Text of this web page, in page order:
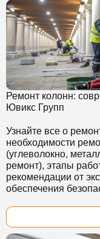
Ремонт колонн:
Ювикс Групп
Узнайте все о
необходимости
(углеволокно,
ремонт), этапы
рекомендации от
обеспечения